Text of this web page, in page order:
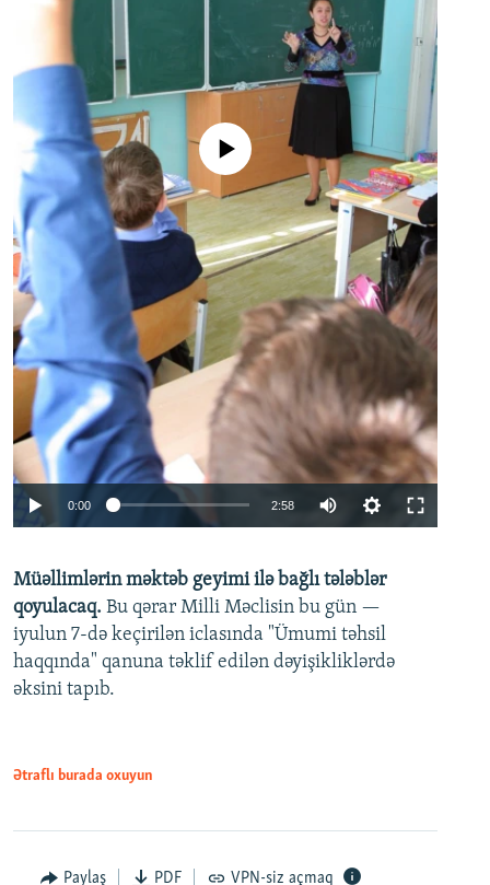
Auto 240p 360p 480p
No media source currently available
0:00 2:58
360p
480p
720p
Müəllimlərin məktəb geyimi ilə bağlı tələblər
qoyulacaq. Bu qərar Milli Məclisin bu gün —
iyulun 7-də keçirilən iclasında "Ümumi təhsil
haqqında" qanuna təklif edilən dəyişikliklərdə
əksini tapıb.
Ətraflı burada oxuyun
Paylaş PDF VPN-siz açmaq